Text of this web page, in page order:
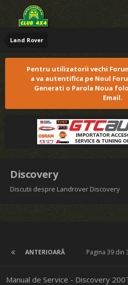
Land Rover
Pentru utilizatorii vechi
a va autentifica pe Noul
Generati o Parola Noua
Email.
Discovery
Discutii despre Landrover Discovery
ANTERIOARĂ Pagina 39 din
Manual de Service - Discovery